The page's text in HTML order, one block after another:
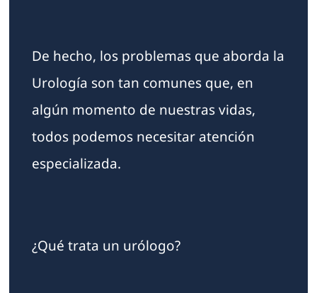
De hecho, los problemas que aborda la
Urología son tan comunes que, en
algún momento de nuestras vidas,
todos podemos necesitar atención
especializada.
¿Qué trata un urólogo?